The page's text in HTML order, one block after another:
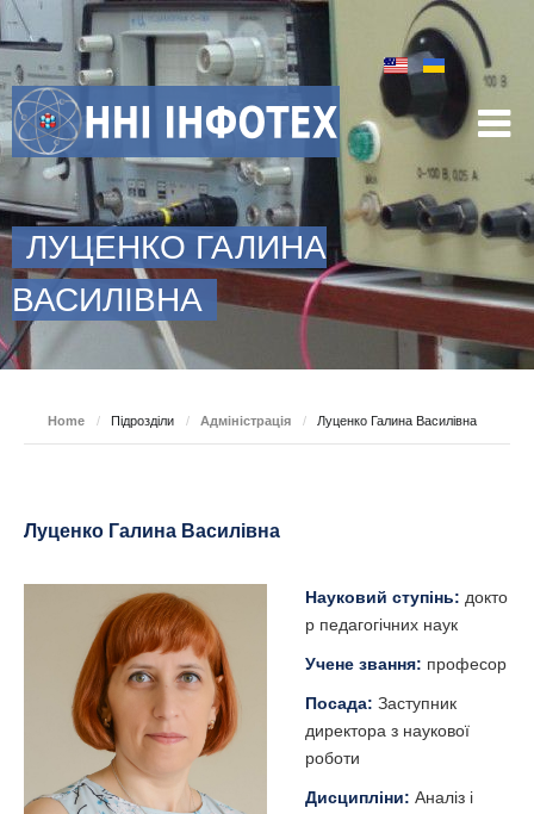
ЛУЦЕНКО ГАЛИНА
ВАСИЛІВНА
Home / Підрозділи / Адміністрація / Луценко Галина Василівна
Луценко Галина Василівна
Науковий ступінь: докто
р педагогічних наук
Учене звання: професор
Посада: Заступник
директора з наукової
роботи
Дисципліни: Аналіз і